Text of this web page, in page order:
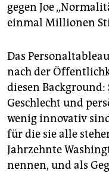
gegen Joe
einmal Millionen
Das
nach der
diesen Background:
Geschlecht und
wenig innovativ
für die sie alle
Jahrzehnte
nennen, und als